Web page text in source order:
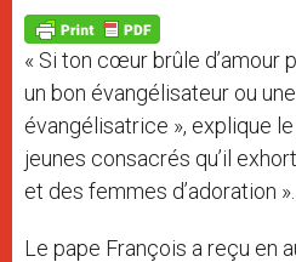
p
p
g
e
r
o
k
« Si ton cœur brûle d’amour
un bon évangélisateur ou
évangélisatrice », explique
jeunes consacrés qu’il
et des femmes d’adoration ».
Le pape François a reçu en